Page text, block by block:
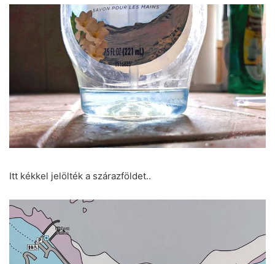
Itt kékkel jelölték a szárazföldet..